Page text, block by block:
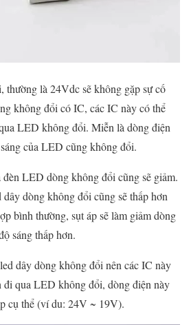
thường là 24Vdc sẽ không gặp sự cố
không đổi có IC, các IC này có thể
LED không đổi. Miễn là dòng điện
của LED cũng không đổi.
đèn LED dòng không đổi cũng sẽ giảm.
dòng không đổi cũng sẽ thấp hơn
bình thường, sụt áp sẽ làm giảm dòng
sáng thấp hơn.
dây dòng không đổi nên các IC này
đi qua LED không đổi, dòng điện này
cụ thể (ví du: 24V ~ 19V).